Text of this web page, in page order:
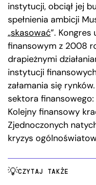
instytucji, obciął jej
spełnienia ambicji
„skasować”. Kongres
finansowym z 2008
drapieżnymi
instytucji
załamania się
sektora finansowego:
Kolejny finansowy
Zjednoczonych
kryzys
CZYTAJ TAKŻE